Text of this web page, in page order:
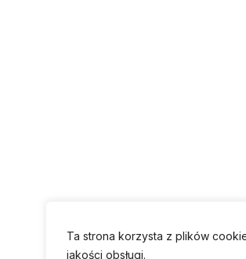
Ta strona korzysta z plików
jakości obsługi.